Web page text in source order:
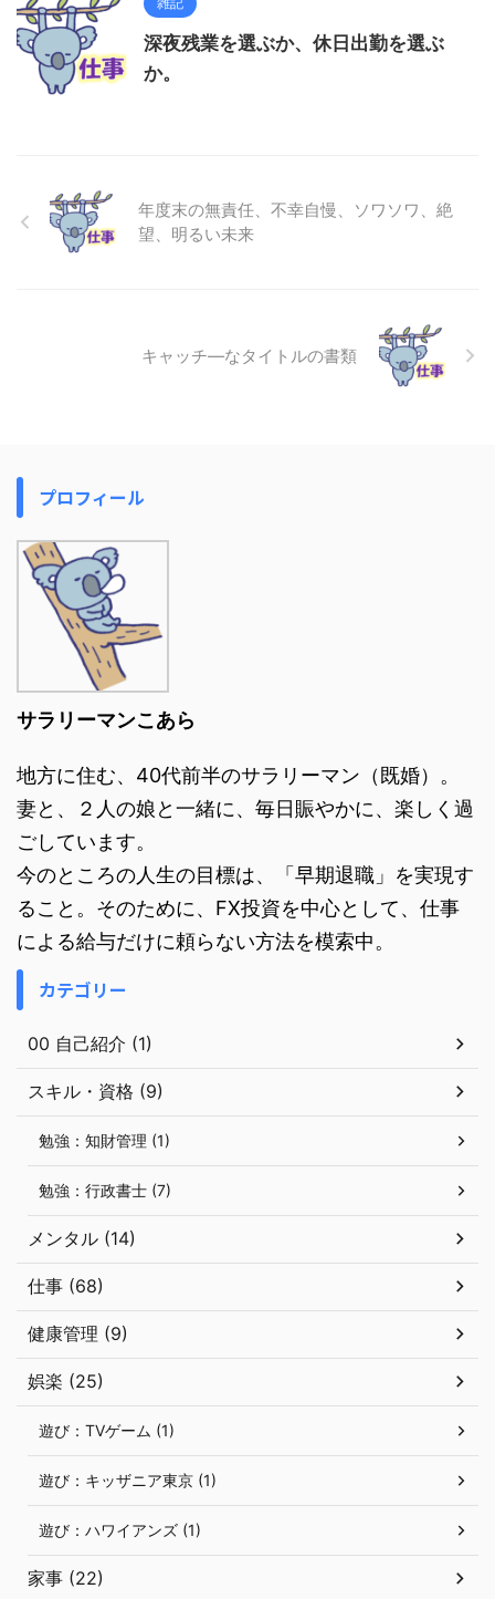
深夜残業を選ぶか、休日出勤を選ぶ
か。
年度末の無責任、不幸自慢、ソワソワ、絶
望、明るい未来
キャッチ―なタイトルの書類
プロフィール
サラリーマンこあら
地方に住む、40代前半のサラリーマン（既婚）。
妻と、２人の娘と一緒に、毎日賑やかに、楽しく過
ごしています。
今のところの人生の目標は、「早期退職」を実現す
ること。そのために、FX投資を中心として、仕事
による給与だけに頼らない方法を模索中。
カテゴリー
00 自己紹介 (1)
スキル・資格 (9)
勉強：知財管理 (1)
勉強：行政書士 (7)
メンタル (14)
仕事 (68)
健康管理 (9)
娯楽 (25)
遊び：TVゲーム (1)
遊び：キッザニア東京 (1)
遊び：ハワイアンズ (1)
家事 (22)